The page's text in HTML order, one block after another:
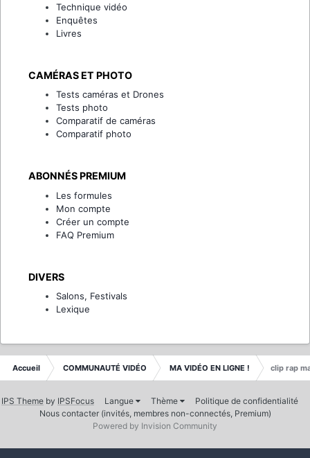
Technique vidéo
Enquêtes
Livres
CAMÉRAS ET PHOTO
Tests caméras et Drones
Tests photo
Comparatif de caméras
Comparatif photo
ABONNÉS PREMIUM
Les formules
Mon compte
Créer un compte
FAQ Premium
DIVERS
Salons, Festivals
Lexique
Accueil COMMUNAUTÉ VIDÉO MA VIDÉO EN LIGNE ! clip rap
IPS Theme by IPSFocus Langue Thème
Politique de confidentialité
Nous contacter (invités, membres non-connectés, Premium)
Powered by Invision Community